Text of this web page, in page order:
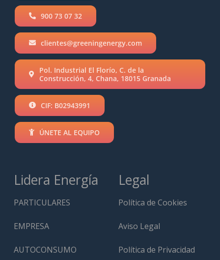
900 73 07 32
clientes@greeningenergy.com
Pol. Industrial El Florío, C. de la
Construcción, 4, Chana, 18015 Granada
CIF: B02943991
ÚNETE AL EQUIPO
Lidera Energía
PARTICULARES
EMPRESA
AUTOCONSUMO
Legal
Política de Cookies
Aviso Legal
Política de Privacidad